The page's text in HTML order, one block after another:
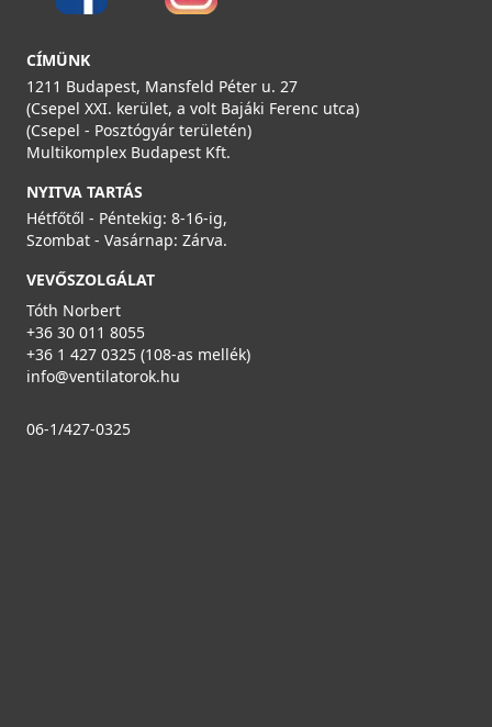
CÍMÜNK
1211 Budapest, Mansfeld Péter u. 27
(Csepel XXI. kerület, a volt Bajáki Ferenc utca)
(Csepel - Posztógyár területén)
Multikomplex Budapest Kft.
NYITVA TARTÁS
Hétfőtől - Péntekig: 8-16-ig,
Szombat - Vasárnap: Zárva.
VEVŐSZOLGÁLAT
Tóth Norbert
+36 30 011 8055
+36 1 427 0325 (108-as mellék)
info@ventilatorok.hu
06-1/427-0325